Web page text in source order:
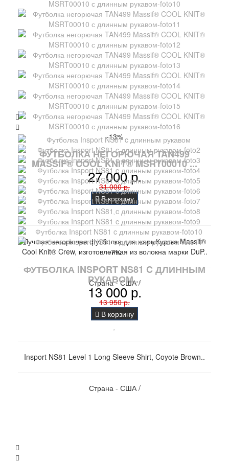
-13%
ФУТБОЛКА НЕГОРЮЧАЯ TAN499
MASSIF® COOL KNIT® MSRT00010 ...
27 000 р.
31 000 р.
В корзину
Лучшая негорючая футболка для жарыКуртка Massif®
Cool Knit® Crew, изготовленная из волокна марки DuP..
Страна - США /
-7%
ФУТБОЛКА INSPORT NS81 C ДЛИННЫМ
РУКАВОМ...
13 000 р.
13 950 р.
В корзину
Insport NS81 Level 1 Long Sleeve Shirt, Coyote Brown..
Страна - США /